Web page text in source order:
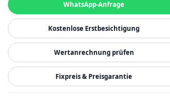
WhatsApp-Anfrage
Kostenlose Erstbesichtigung
Wertanrechnung prüfen
Fixpreis & Preisgarantie